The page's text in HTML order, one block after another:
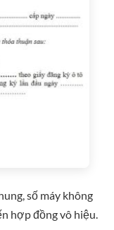
số máy không
hợp đồng vô hiệu.